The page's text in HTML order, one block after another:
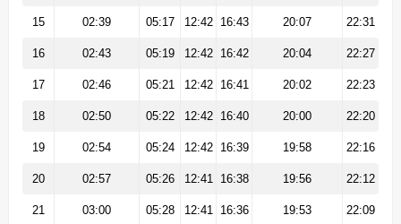
15 02:39 05:17 12:42 16:43 20:07 22:31
16 02:43 05:19 12:42 16:42 20:04 22:27
17 02:46 05:21 12:42 16:41 20:02 22:23
18 02:50 05:22 12:42 16:40 20:00 22:20
19 02:54 05:24 12:42 16:39 19:58 22:16
20 02:57 05:26 12:41 16:38 19:56 22:12
21 03:00 05:28 12:41 16:36 19:53 22:09